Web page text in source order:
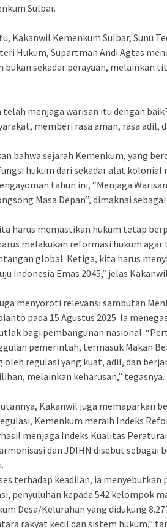
Sulbar.
Kakanwil Kemenkum Sulbar, Sunu
Hukum, Supartman Andi Agtas
bukan sekadar perayaan, melainkan
telah menjaga warisan itu dengan
memberi rasa aman, rasa adil,
bahwa sejarah Kemenkum, yang
hukum dari sekadar alat
tahun ini, “Menjaga
Masa Depan”, dimaknai
harus memastikan hukum tetap
melakukan reformasi hukum
global. Ketiga, kita harus
Indonesia Emas 2045,” jelas
menyoroti relevansi sambutan
pada 15 Agustus 2025. Ia
bagi pembangunan nasional.
pemerintah, termasuk Makan
oleh regulasi yang kuat, adil, dan
melainkan keharusan,” tegasnya.
Kakanwil juga memaparkan
Kemenkum meraih Indeks
menjaga Indeks Kualitas
dan JDIHN disebut sebagai
terhadap keadilan, ia
penyuluhan kepada 542 kelompok
Desa/Kelurahan yang didukung
rakyat kecil dan sistem hukum,”